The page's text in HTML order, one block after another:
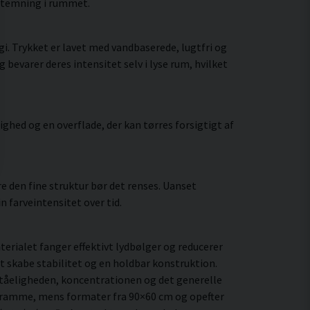
Trykket er lavet med vandbaserede, lugtfri og
bevarer deres intensitet selv i lyse rum, hvilket
og en overflade, der kan tørres forsigtigt af
den fine struktur bør det renses. Uanset
farveintensitet over tid.
fanger effektivt lydbølger og reducerer
skabe stabilitet og en holdbar konstruktion.
koncentrationen og det generelle
mens formater fra 90×60 cm og opefter